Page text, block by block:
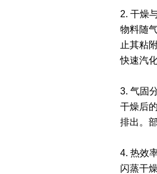
2. 干燥
物料随
止其粘
快速汽
3. 气固
干燥后
排出。
4. 热效
闪蒸干